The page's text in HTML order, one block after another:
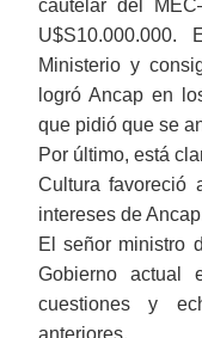
cautelar del MEC
Ministerio y
logró Ancap en
que pidió que se
Por último, está
Cultura favoreció
intereses de
El señor ministro
Gobierno actual
cuestiones y
anteriores.